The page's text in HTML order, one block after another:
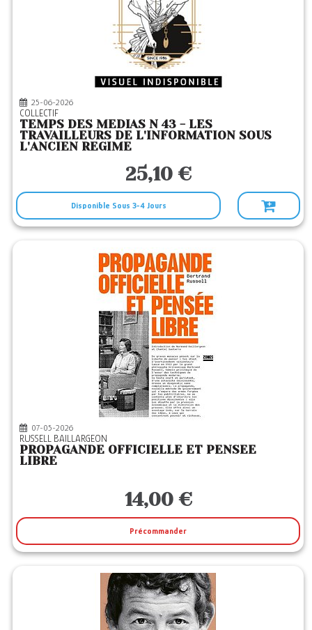
25-06-2026
COLLECTIF
TEMPS DES MEDIAS N 43 - LES
TRAVAILLEURS DE L'INFORMATION SOUS
L'ANCIEN REGIME
25,10 €
Disponible Sous 3-4 Jours
07-05-2026
RUSSELL BAILLARGEON
PROPAGANDE OFFICIELLE ET PENSEE
LIBRE
14,00 €
Précommander